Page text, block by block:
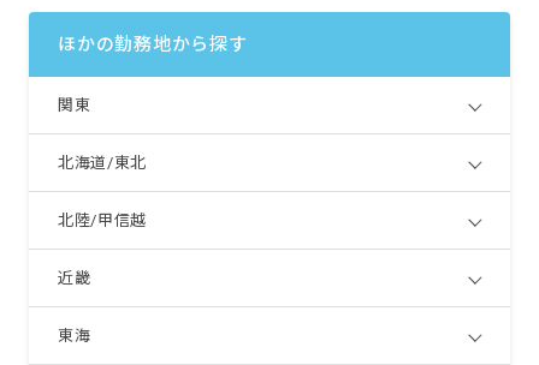
ほかの勤務地から探す
関東
北海道/東北
北陸/甲信越
近畿
東海